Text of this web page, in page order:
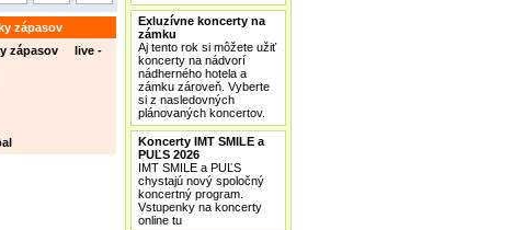
zápasov
zápasov live -
Exluzívne koncerty na
zámku
Aj tento rok si môžete užiť
koncerty na nádvorí
nádherného hotela a
zámku zároveň. Vyberte
si z nasledovných
plánovaných koncertov.
Koncerty IMT SMILE a
PUĽS 2026
IMT SMILE a PUĽS
chystajú nový spoločný
koncertný program.
Vstupenky na koncerty
online tu